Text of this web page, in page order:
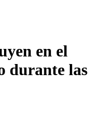
en el
durante las